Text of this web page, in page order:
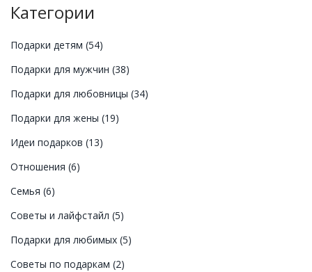
предлагает оригинальные идеи и полезные советы,
возраста.
Категории
Подарки детям (54)
Подарки для мужчин (38)
Подарки для любовницы (34)
Подарки для жены (19)
Идеи подарков (13)
Отношения (6)
Семья (6)
Советы и лайфстайл (5)
Подарки для любимых (5)
Советы по подаркам (2)